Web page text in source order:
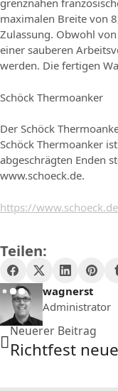
grenznahen
maximalen Breite von
Zulassung. Obwohl
einer sauberen
werden. Die fertigen
Schöck Thermoanker
Der Schöck
Schöck Thermoanker
abgeschrägten Enden
www.schoeck.de.
https://
Teilen:
wagnerst
Administrator
Richtfest
Neuerer Beitrag